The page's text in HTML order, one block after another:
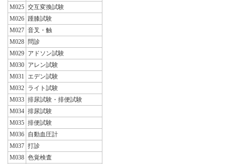
M025 交互変換試験
M026 踵膝試験
M027 音叉・触
M028 問診
M029 アドソン試験
M030 アレン試験
M031
エデン試験
M032 ライト試験
M033 排尿試験・排便試験
M034 排尿試験
M035 排便試験
M036 自動血圧計
M037 打診
M038 色覚検査